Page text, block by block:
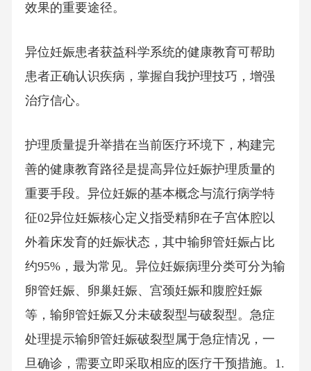
效果的重要途径。
异位妊娠患者获益科学系统的健康教育可帮助
患者正确认识疾病，掌握自我护理技巧，增强
治疗信心。
护理质量提升举措在当前医疗环境下，构建完
善的健康教育路径是提高异位妊娠护理质量的
重要手段。异位妊娠的基本概念与流行病学特
征02异位妊娠核心定义指受精卵在子宫体腔以
外着床发育的妊娠状态，其中输卵管妊娠占比
约95%，最为常见。异位妊娠病理分类可分为输
卵管妊娠、卵巢妊娠、宫颈妊娠和腹腔妊娠
等，输卵管妊娠又分未破裂型与破裂型。急症
处理提示输卵管妊娠破裂型属于急症情况，一
旦确诊，需要立即采取相应的医疗干预措施。1.